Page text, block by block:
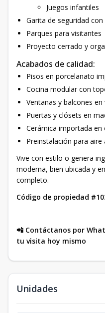
Juegos infantiles
Garita de seguridad
Parques para visitantes
Proyecto cerrado y
Acabados de calidad:
Pisos en porcelanato
Cocina modular con
Ventanas y balcones
Puertas y clósets en
Cerámica importada en
Preinstalación para
Vive con estilo o genera
moderna, bien ubicada y
completo.
Código de propiedad
📲 Contáctanos por
tu visita hoy mismo
Unidades